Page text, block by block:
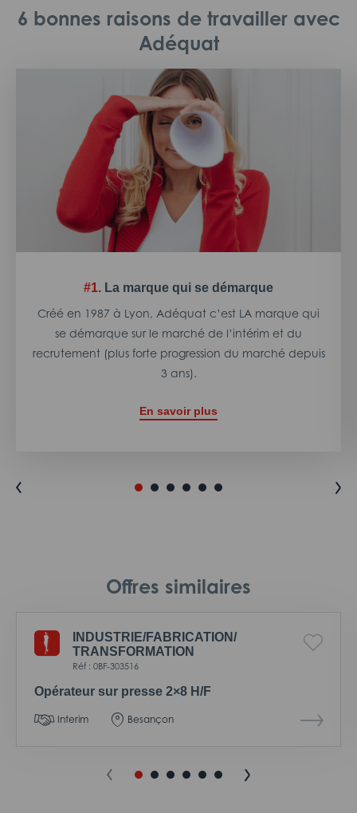
6 bonnes raisons de travailler avec
Adéquat
#1. La marque qui se démarque
Créé en 1987 à Lyon, Adéquat c’est LA marque qui
se démarque sur le marché de l’intérim et du
recrutement (plus forte progression du marché depuis
3 ans).
En savoir plus
Offres similaires
INDUSTRIE/FABRICATION/
TRANSFORMATION
Réf : 0BF-303516
Opérateur sur presse 2×8 H/F
Interim Besançon